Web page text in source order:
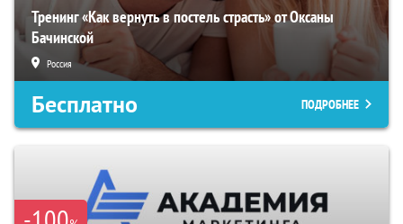
Тренинг «Как вернуть в постель страсть» от Оксаны
Бачинской
Россия
Бесплатно ПОДРОБНЕЕ